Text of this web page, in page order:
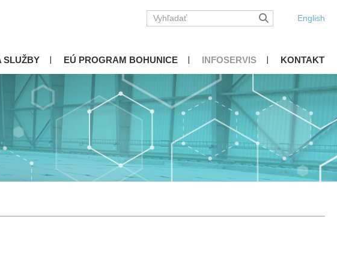
English
SLUŽBY EÚ PROGRAM BOHUNICE INFOSERVIS KONTAKT